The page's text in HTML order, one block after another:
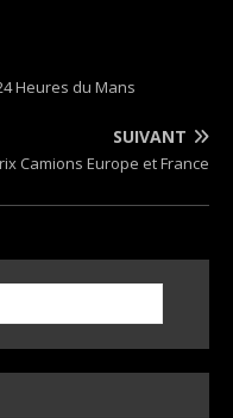
Heures du Mans
SUIVANT
Camions Europe et France